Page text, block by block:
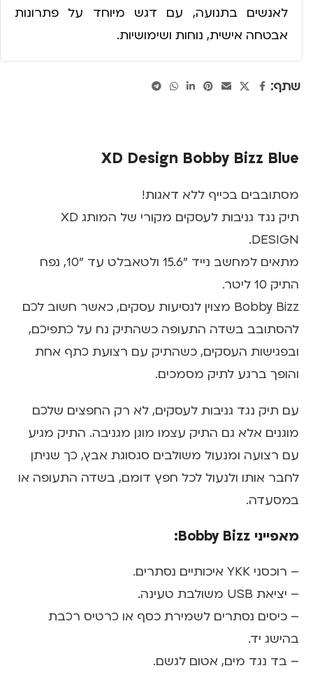
לאנשים בתנועה, עם דגש מיוחד על פתרונות
אבטחה אישית, נוחות ושימושיות.
שתף:
XD Design Bobby Bizz Blue
מסתובבים בכייף ללא דאגות!
תיק נגד גניבות לעסקים מקורי של המותג XD
DESIGN.
מתאים למחשב נייד "15.6 ולטאבלט עד "10, נפח
התיק 10 ליטר.
Bobby Bizz מצוין לנסיעות עסקים, כאשר חשוב לכם
להסתובב בשדה התעופה כשהתיק נח על כתפיכם,
ובפגישות העסקים, כשהתיק עם רצועת כתף אחת
והופך ברגע לתיק מסמכים.
עם תיק נגד גניבות לעסקים, לא רק החפצים שלכם
מוגנים אלא גם התיק עצמו מוגן מגניבה. התיק מגיע
עם רצועה ומנעול משולבים סגסוגת אבץ, כך שניתן
לחבר אותו ולנעול לכל חפץ דומם, בשדה התעופה או
במסעדה.
מאפייני Bobby Bizz:
– רוכסני YKK איכותיים נסתרים.
– יציאת USB משולבת טעינה.
– כיסים נסתרים לשמירת כסף או כרטיס רכבת
בהישג יד.
– בד נגד מים, אטום לגשם.